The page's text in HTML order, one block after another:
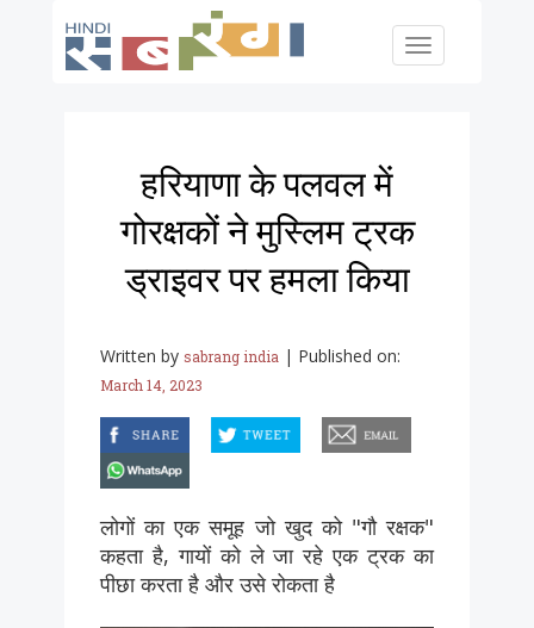
Toggle
हरियाणा के पलवल में
गोरक्षकों ने मुस्लिम ट्रक
ड्राइवर पर हमला किया
Written by sabrang india | Published on:
March 14, 2023
लोगों का एक समूह जो खुद को "गौ रक्षक"
कहता है, गायों को ले जा रहे एक ट्रक का
पीछा करता है और उसे रोकता है